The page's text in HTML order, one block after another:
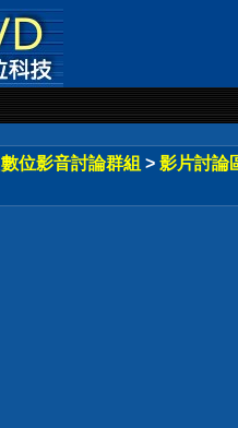
數位影音討論群組 > 影片討論